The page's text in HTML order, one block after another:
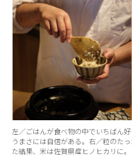
左／ごはんが食べ物の中でいちばん
うまさには自信がある。右／粒のた
た結果、米は佐賀県産ヒノヒカリに。